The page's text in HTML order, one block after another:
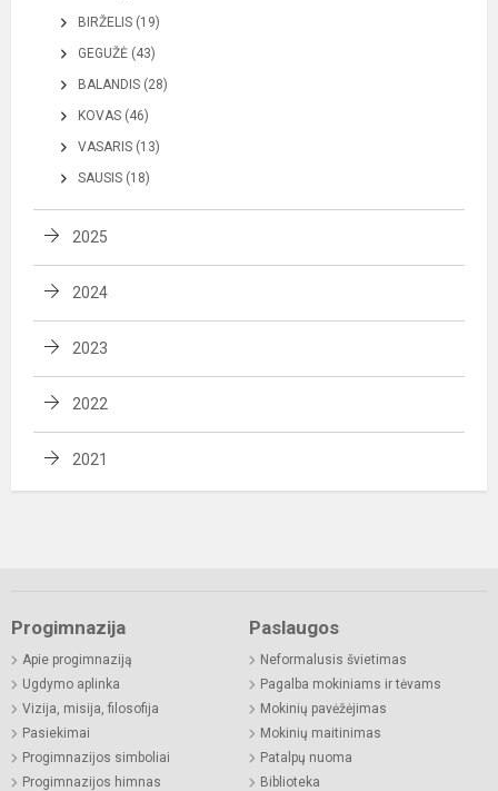
BIRŽELIS (19)
GEGUŽĖ (43)
BALANDIS (28)
KOVAS (46)
VASARIS (13)
SAUSIS (18)
2025
2024
2023
2022
2021
Progimnazija
Apie progimnaziją
Ugdymo aplinka
Vizija, misija, filosofija
Pasiekimai
Progimnazijos simboliai
Progimnazijos himnas
Paslaugos
Neformalusis švietimas
Pagalba mokiniams ir tėvams
Mokinių pavėžėjimas
Mokinių maitinimas
Patalpų nuoma
Biblioteka